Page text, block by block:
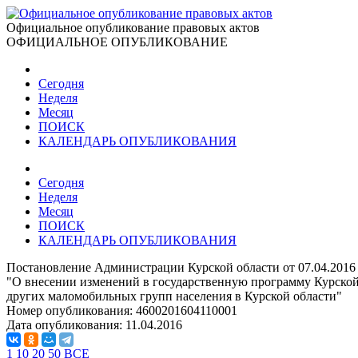
Официальное опубликование правовых актов
ОФИЦИАЛЬНОЕ ОПУБЛИКОВАНИЕ
Сегодня
Неделя
Месяц
ПОИСК
КАЛЕНДАРЬ ОПУБЛИКОВАНИЯ
Сегодня
Неделя
Месяц
ПОИСК
КАЛЕНДАРЬ ОПУБЛИКОВАНИЯ
Постановление Администрации Курской области от
"О внесении изменений в государственную программу
других маломобильных групп населения в Курской области"
Номер опубликования: 4600201604110001
Дата опубликования: 11.04.2016
1 10 20 50 ВСЕ